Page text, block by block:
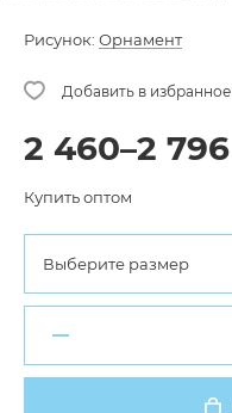
Рисунок: Орнамент
2 460–2 796
Купить оптом
Выберите размер